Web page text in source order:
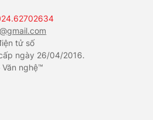
tử số
ngày 26/04/2016.
nghệ™